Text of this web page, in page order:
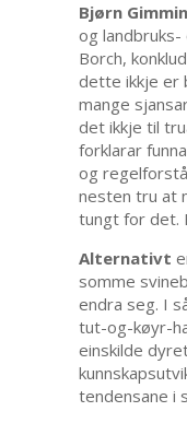
Bjørn
og landbruks-
Borch,
dette ikkje er
mange
det ikkje til
forklarar
og
nesten tru at
tungt for det.
Alternativt
somme
endra seg. I
tut-og-køyr-
einskilde
tendensane i